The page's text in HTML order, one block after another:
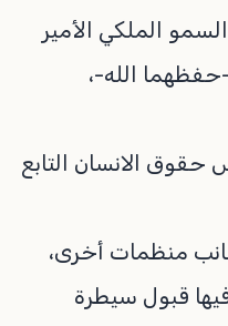
الملكي الأمير
الله-،
المملكة المغربية ستشارك في الدورة 61 لمجلس حقوق الانسان التابع
وإسلامية، إلى جانب منظمات أخرى،
قبول سيطرة